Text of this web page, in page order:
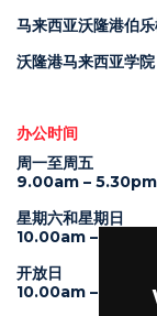
马来西亚沃隆港伯
沃隆港马来西亚学院
办公时间
周一至周五
9.00am – 5.30pm
星期六和星期日
10.00am – 4.00pm
开放日
10.00am –